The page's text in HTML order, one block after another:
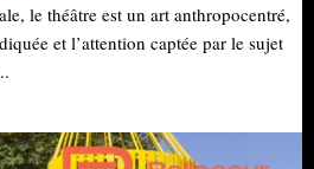
le théâtre est un art anthropocentré,
et l’attention captée par le sujet